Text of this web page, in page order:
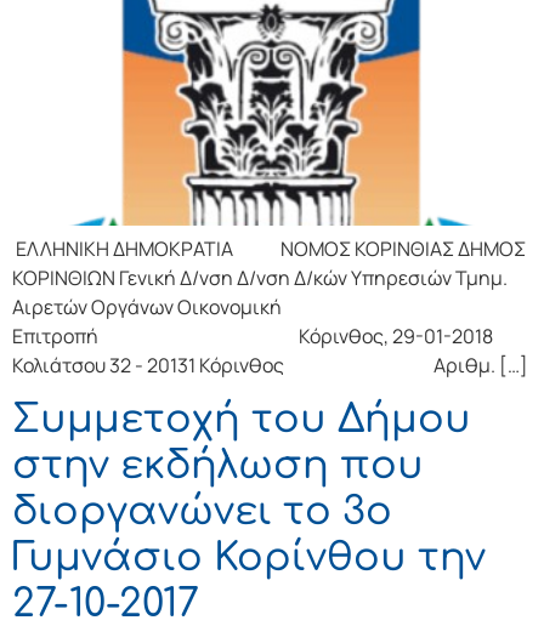
ΕΛΛΗΝΙΚΗ ΔΗΜΟΚΡΑΤΙΑ ΝΟΜΟΣ ΚΟΡΙΝΘΙΑΣ ΔΗΜΟΣ
ΚΟΡΙΝΘΙΩΝ Γενική Δ/νση Δ/νση Δ/κών Υπηρεσιών Τμημ.
Αιρετών Οργάνων Οικονομική
Επιτροπή Κόρινθος, 29-01-2018
Κολιάτσου 32 - 20131 Κόρινθος Αριθμ. […]
Συμμετοχή του Δήμου
στην εκδήλωση που
διοργανώνει το 3ο
Γυμνάσιο Κορίνθου την
27-10-2017